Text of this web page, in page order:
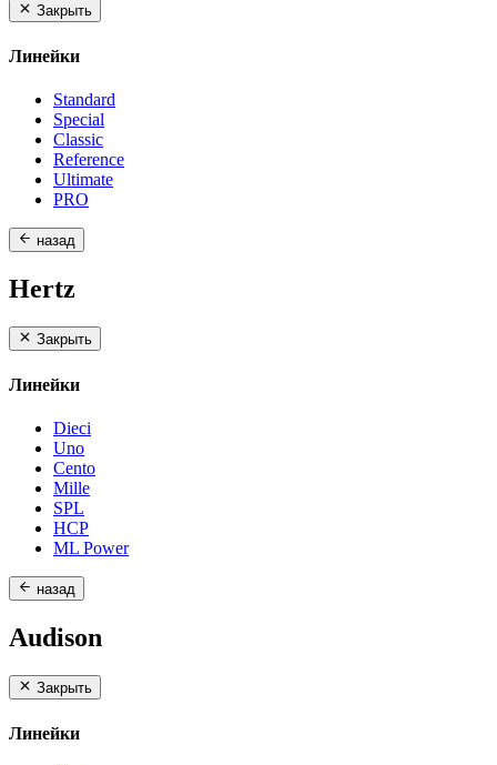
Закрыть
Линейки
Standard
Special
Classic
Reference
Ultimate
PRO
назад
Hertz
Закрыть
Линейки
Dieci
Uno
Cento
Mille
SPL
HCP
ML Power
назад
Audison
Закрыть
Линейки